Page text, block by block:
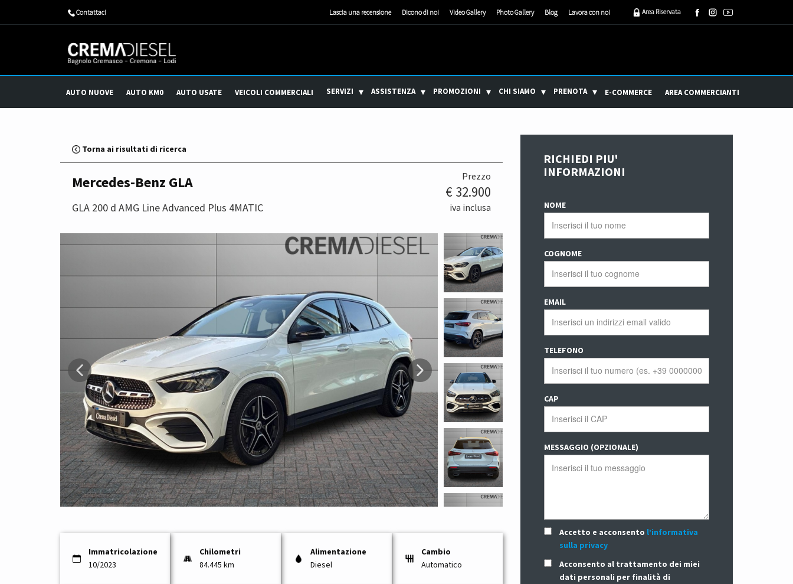
Lascia una recensione Dicono di noi Video Gallery Photo Gallery Blog Lavora con noi Area Riservata
​Contattaci
AUTO NUOVE AUTO KM0 AUTO USATE VEICOLI COMMERCIALI SERVIZI ASSISTENZA PROMOZIONI CHI SIAMO PRENOTA E-COMMERCE AREA COMMERCIANTI
Torna ai risultati di ricerca
Prezzo
Mercedes-Benz GLA
€ 32.900
GLA 200 d AMG Line Advanced Plus 4MATIC iva inclusa
Immatricolazione
10/2023
Chilometri
84.445 km
Alimentazione
Diesel
Cambio
Automatico
RICHIEDI PIU'
INFORMAZIONI
NOME
COGNOME
EMAIL
TELEFONO
CAP
MESSAGGIO (OPZIONALE)
Accetto e acconsento l’informativa
sulla privacy
Acconsento al trattamento dei miei
dati personali per finalità di